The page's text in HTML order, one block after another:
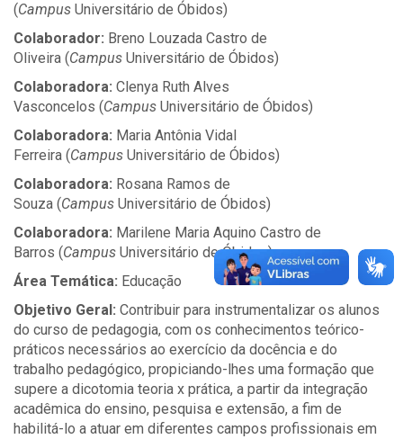
(Campus Universitário de Óbidos)
Colaborador: Breno Louzada Castro de
Oliveira (Campus Universitário de Óbidos)
Colaboradora: Clenya Ruth Alves
Vasconcelos (Campus Universitário de Óbidos)
Colaboradora: Maria Antônia Vidal
Ferreira (Campus Universitário de Óbidos)
Colaboradora: Rosana Ramos de
Souza (Campus Universitário de Óbidos)
Colaboradora: Marilene Maria Aquino Castro de
Barros (Campus Universitário de Óbidos)
Área Temática: Educação
Objetivo Geral: Contribuir para instrumentalizar os alunos
do curso de pedagogia, com os conhecimentos teórico-
práticos necessários ao exercício da docência e do
trabalho pedagógico, propiciando-lhes uma formação que
supere a dicotomia teoria x prática, a partir da integração
acadêmica do ensino, pesquisa e extensão, a fim de
habilitá-lo a atuar em diferentes campos profissionais em